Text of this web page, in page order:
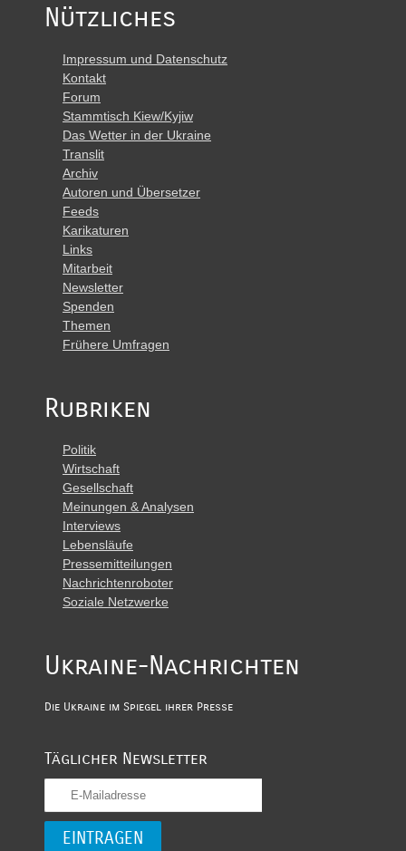
Nützliches
Impressum und Datenschutz
Kontakt
Forum
Stammtisch Kiew/Kyjiw
Das Wetter in der Ukraine
Translit
Archiv
Autoren und Übersetzer
Feeds
Karikaturen
Links
Mitarbeit
Newsletter
Spenden
Themen
Frühere Umfragen
Rubriken
Politik
Wirtschaft
Gesellschaft
Meinungen & Analysen
Interviews
Lebensläufe
Pressemitteilungen
Nachrichtenroboter
Soziale Netzwerke
Ukraine-Nachrichten
Die Ukraine im Spiegel ihrer Presse
Täglicher Newsletter